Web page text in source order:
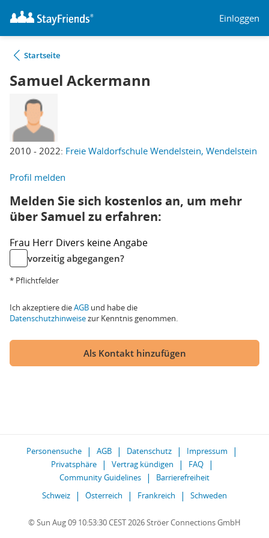
Einloggen
Startseite
Samuel Ackermann
2010 - 2022: Freie Waldorfschule Wendelstein, Wendelstein
Profil melden
Melden Sie sich kostenlos an, um mehr
über Samuel zu erfahren:
Frau Herr Divers keine Angabe
vorzeitig abgegangen?
* Pflichtfelder
Ich akzeptiere dieAGB und habe die
Datenschutzhinweisezur Kenntnis genommen.
Als Kontakt hinzufügen
Personensuche AGB Datenschutz
Impressum
Privatsphäre
Vertrag kündigen
FAQ
Community Guidelines
Barrierefreiheit
Schweiz
Österreich Frankreich Schweden
© Sun Aug 09 10:53:30 CEST 2026 Ströer Connections GmbH